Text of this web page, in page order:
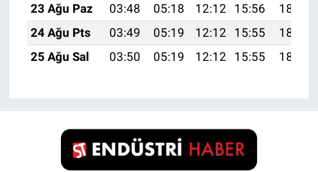
23 Ağu Paz
03:48 05:18 12:12 15:56
18:57
24 Ağu Pts
03:49 05:19 12:12 15:55
18:55
25 Ağu Sal
03:50 05:19 12:12 15:55 18:54